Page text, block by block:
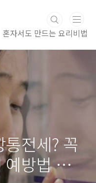
혼자서도 만드는 요리비법
전세? 꼭
예방법 총